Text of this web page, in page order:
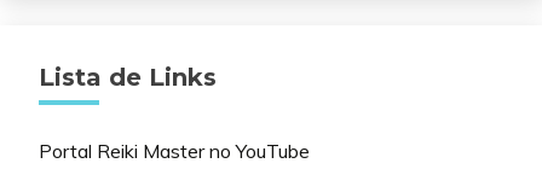
Lista de Links
Portal Reiki Master no YouTube